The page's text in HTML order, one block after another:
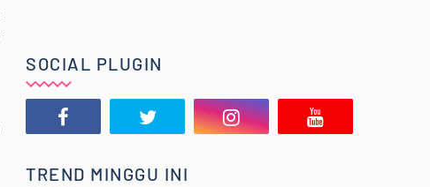
SOCIAL PLUGIN
TREND MINGGU INI